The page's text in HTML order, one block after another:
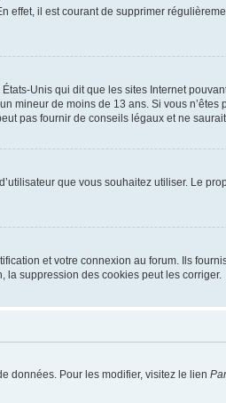
effet, il est courant de supprimer
Unis qui dit que les sites Internet
mineur de moins de 13 ans. Si vous
pas fournir de conseils légaux et ne
que vous souhaitez utiliser. Le
et votre connexion au forum. Ils
la suppression des cookies peut les corriger.
données. Pour les modifier, visitez le lien